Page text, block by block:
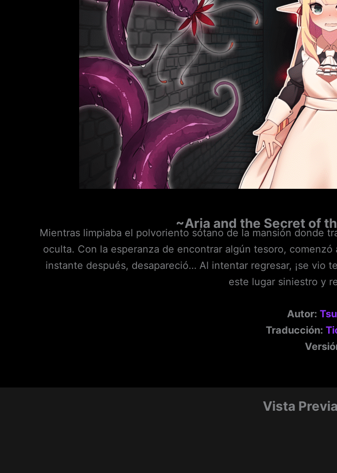
~Aria and the Secret of
Mientras limpiaba el polvoriento sótano de la mansión donde
oculta. Con la esperanza de encontrar algún tesoro,
instante después, desapareció… Al intentar regresar, ¡se vio
este lugar siniestro y
Autor:
Traducción:
Vista